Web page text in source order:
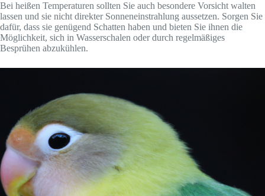
Bei heißen Temperaturen sollten Sie auch besondere Vorsicht walten
lassen und sie nicht direkter Sonneneinstrahlung aussetzen. Sorgen Sie
dafür, dass sie genügend Schatten haben und bieten Sie ihnen die
Möglichkeit, sich in Wasserschalen oder durch regelmäßiges
Besprühen abzukühlen.